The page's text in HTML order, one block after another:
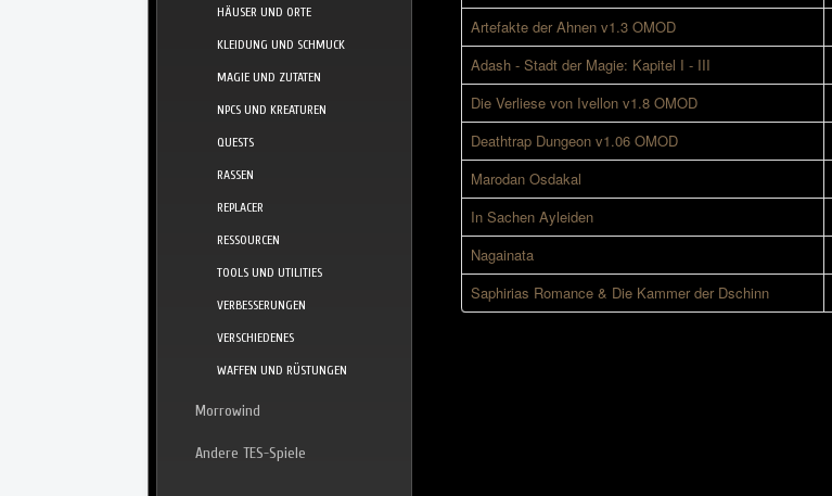
HÄUSER UND ORTE
KLEIDUNG UND SCHMUCK
MAGIE UND ZUTATEN
NPCS UND KREATUREN
QUESTS
RASSEN
REPLACER
RESSOURCEN
TOOLS UND UTILITIES
VERBESSERUNGEN
VERSCHIEDENES
WAFFEN UND RÜSTUNGEN
Morrowind
Andere TES-Spiele
Artefakte der Ahnen v1.3 OMOD
Adash - Stadt der Magie: Kapitel I - III
Die Verliese von Ivellon v1.8 OMOD
Deathtrap Dungeon v1.06 OMOD
Marodan Osdakal
In Sachen Ayleiden
Nagainata
Saphirias Romance & Die Kammer der Dschinn